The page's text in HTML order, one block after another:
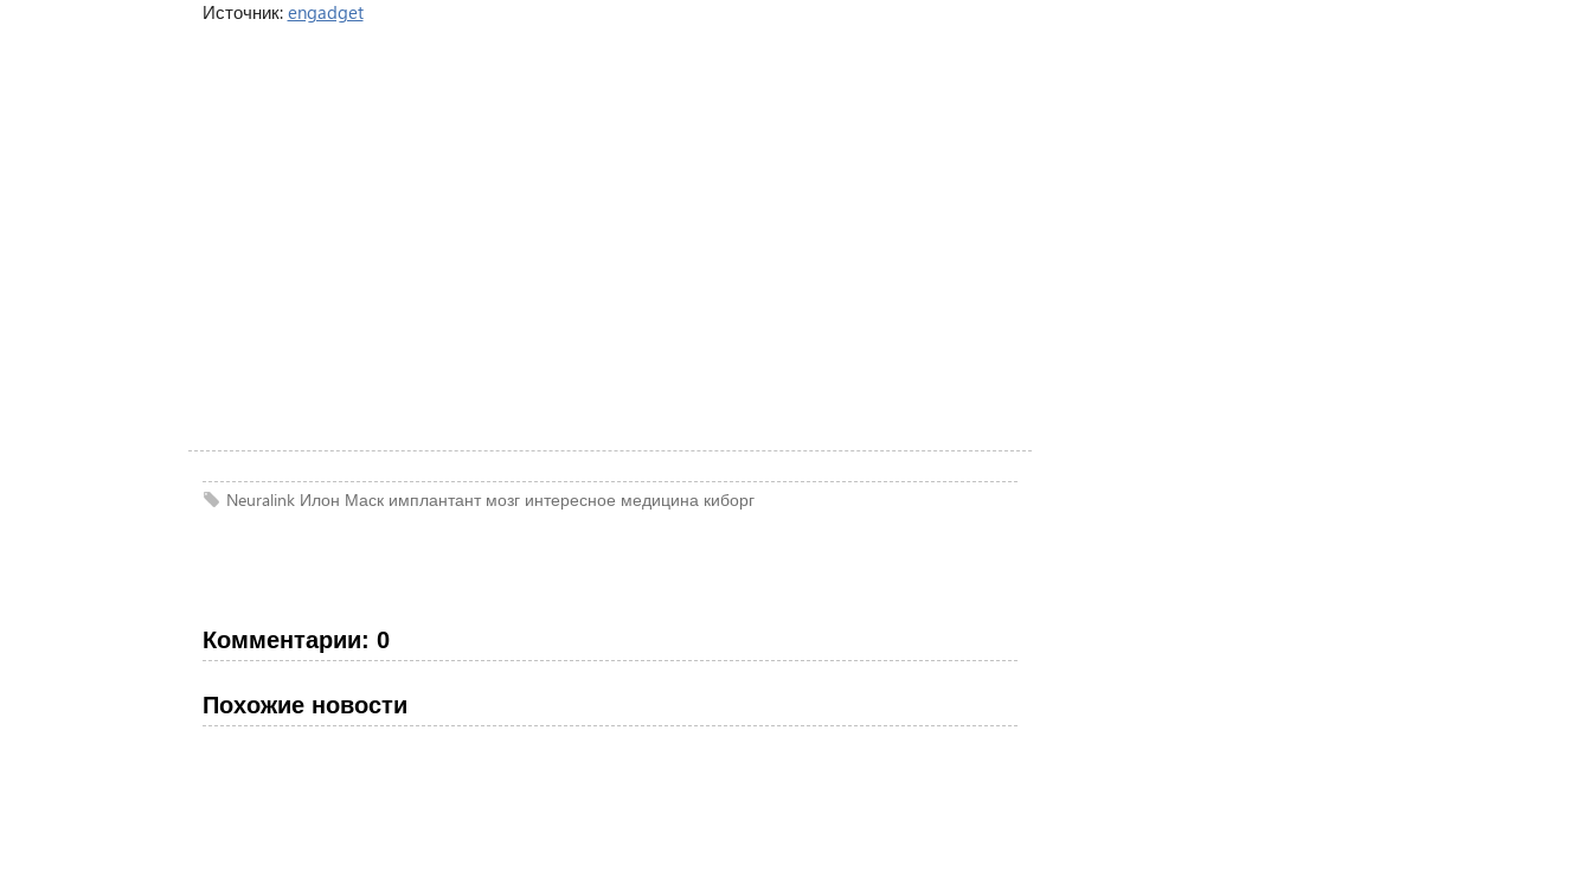
Источник: engadget
Neuralink Илон Маск имплантант мозг интересное медицина киборг
Комментарии: 0
Похожие новости